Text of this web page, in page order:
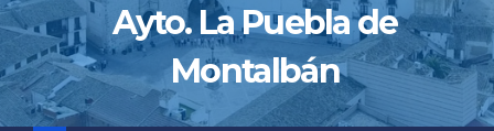
Ayto. La Puebla de
Montalbán